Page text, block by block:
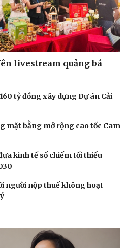
Podcast
Câu chuyện thời sự
Đọc truyện đêm khuya
Hạt giống tâm hồn
livestream quảng bá
tỷ đồng xây dựng Dự án Cải
mặt bằng mở rộng cao tốc Cam
kinh tế số chiếm tối thiểu
người nộp thuế không hoạt